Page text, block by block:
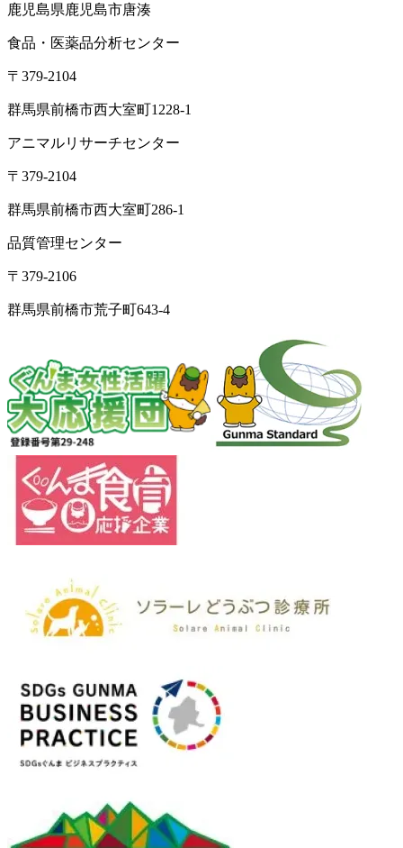
鹿児島県鹿児島市唐湊
食品・医薬品分析センター
〒379-2104
群馬県前橋市西大室町1228-1
アニマルリサーチセンター
〒379-2104
群馬県前橋市西大室町286-1
品質管理センター
〒379-2106
群馬県前橋市荒子町643-4